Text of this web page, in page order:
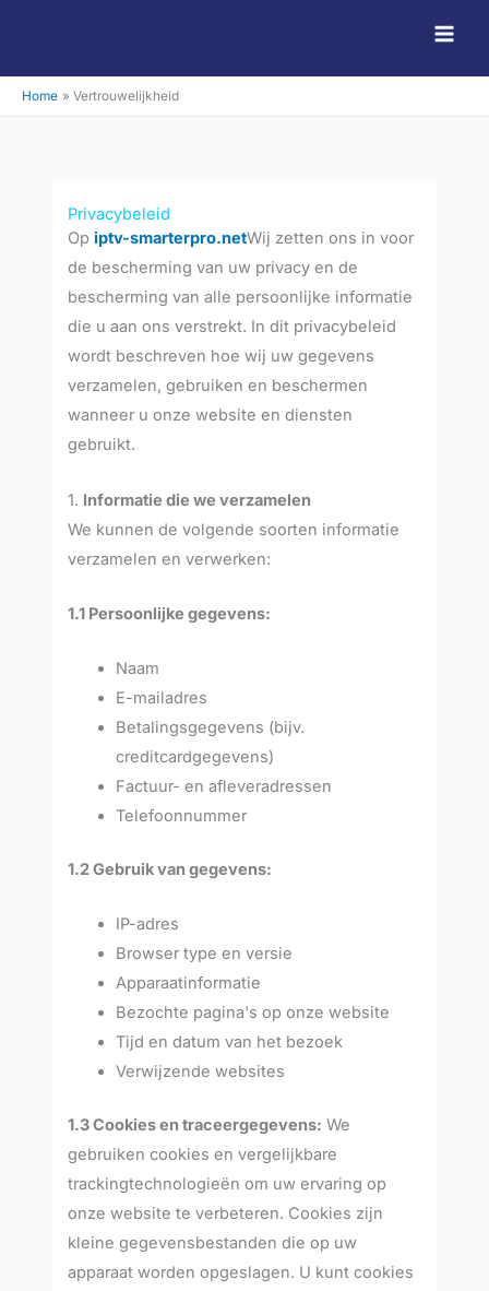
de
inhoud
Home Vertrouwelijkheid
Privacybeleid
Opiptv-smarterpro.netWij zetten ons in voor
de bescherming van uw privacy en de
bescherming van alle persoonlijke informatie
die u aan ons verstrekt. In dit privacybeleid
wordt beschreven hoe wij uw gegevens
verzamelen, gebruiken en beschermen
wanneer u onze website en diensten
gebruikt.
1. Informatie die we verzamelen
We kunnen de volgende soorten informatie
verzamelen en verwerken:
1.1 Persoonlijke gegevens:
Naam
E-mailadres
Betalingsgegevens (bijv.
creditcardgegevens)
Factuur- en afleveradressen
Telefoonnummer
1.2 Gebruik van gegevens:
IP-adres
Browser type en versie
Apparaatinformatie
Bezochte pagina's op onze website
Tijd en datum van het bezoek
Verwijzende websites
1.3 Cookies en traceergegevens: We
gebruiken cookies en vergelijkbare
trackingtechnologieën om uw ervaring op
onze website te verbeteren. Cookies zijn
kleine gegevensbestanden die op uw
apparaat worden opgeslagen. U kunt cookies